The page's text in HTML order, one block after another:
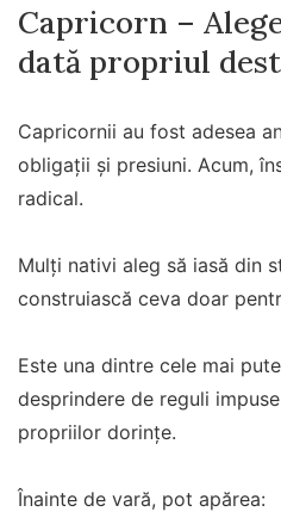
Capricorn –
dată propriul
Capricornii au fost adesea
obligații și presiuni. Acum,
radical.
Mulți nativi aleg să iasă din
construiască ceva doar
Este una dintre cele mai
desprindere de reguli
propriilor dorințe.
Înainte de vară, pot apărea: